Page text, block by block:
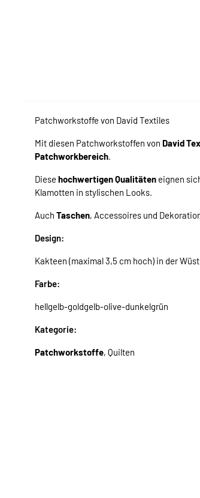
Patchworkstoffe von David Textiles
Mit diesen Patchworkstoffen von David
Patchworkbereich.
Diese hochwertigen Qualitäten eignen
Klamotten in stylischen Looks.
Auch Taschen, Accessoires und
Design:
Kakteen (maximal 3,5 cm hoch) in der
Farbe:
hellgelb-goldgelb-olive-dunkelgrün
Kategorie:
Patchworkstoffe, Quilten